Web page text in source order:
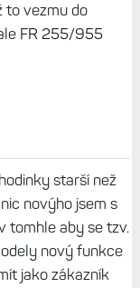
to vezmu do
FR 255/955
starší než
novýho jsem s
tomhle aby se tzv.
nový funkce
jako zákazník